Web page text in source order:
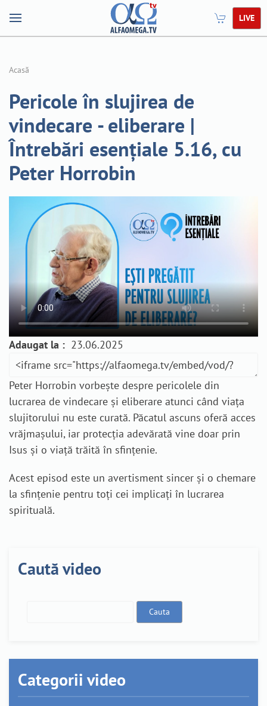
LIVE
Acasă
Pericole în slujirea de
vindecare - eliberare |
Întrebări esențiale 5.16, cu
Peter Horrobin
Adaugat la : 23.06.2025
Peter Horrobin vorbește despre pericolele din
lucrarea de vindecare și eliberare atunci când viața
slujitorului nu este curată. Păcatul ascuns oferă acces
vrăjmașului, iar protecția adevărată vine doar prin
Isus și o viață trăită în sfințenie.
Acest episod este un avertisment sincer și o chemare
la sfințenie pentru toți cei implicați în lucrarea
spirituală.
Caută video
Categorii video